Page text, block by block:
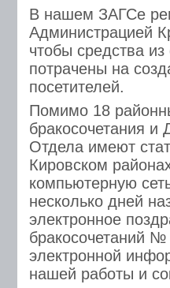
В нашем ЗАГСе
Администрацией
чтобы средства
потрачены на
посетителей.
Помимо 18
бракосочетания
Отдела имеют
Кировском
компьютерную
несколько дней
электронное
бракосочетаний
электронной
нашей работы и